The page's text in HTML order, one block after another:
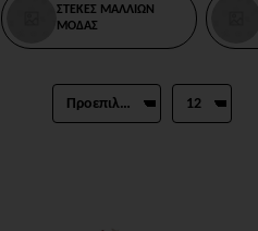
ΣΤΕΚΕΣ ΜΑΛΛΙΩΝ
ΜΟΔΑΣ